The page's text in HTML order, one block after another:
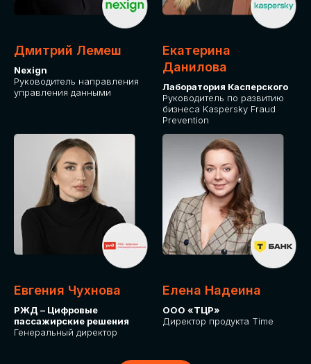
Дмитрий Лемеш
Nexign
Руководитель направления
управления данными
Екатерина
Данилова
Лаборатория Касперского
Руководитель по развитию
бизнеса Kaspersky Fraud
Prevention
Евгения Чухнова
РЖД – Цифровые
пассажирские решения
Генеральный директор
Елена Надеина
ООО «ТЦР»
Директор продукта Time
ДЛЯ ОПЛАТЫ БИЛЕТОВ
Оплата через сервис Timepad
ПРИОБРЕСТИ БИЛЕТ